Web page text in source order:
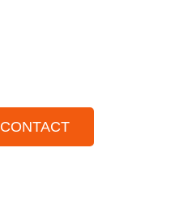
CONTACT